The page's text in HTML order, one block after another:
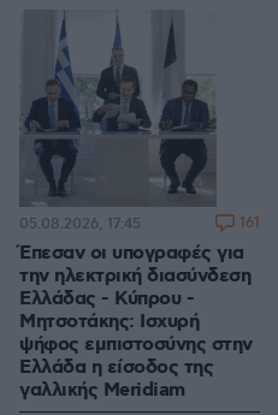
Έπεσαν οι υπογραφές για
την ηλεκτρική διασύνδεση
Ελλάδας - Κύπρου -
Μητσοτάκης: Ισχυρή
ψήφος εμπιστοσύνης στην
Ελλάδα η είσοδος της
γαλλικής Meridiam
05.08.2026, 17:45 161